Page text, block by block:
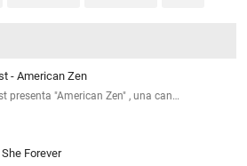
- American Zen
presenta "American Zen" , una can…
Forever